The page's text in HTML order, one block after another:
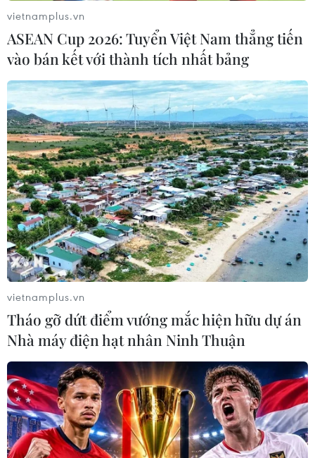
05/06/2026 04:28
Thủ tướng yêu cầu trong tháng 6/2026, mỗi địa
phương phấn đấu khởi công ít nhất 1 dự án nhà ở cho
thuê; đồng thời sớm triển khai các dự án nhà ở cho thuê
có quy mô lớn trong quý 3, quý 4/2026.
Bắc Ninh phát triển mạnh nhà ở cho thuê,
nhà ở xã hội từ nay đến năm 2030
05/06/2026 02:44
Tỉnh Bắc Ninh đặt mục tiêu đến năm 2030 hoàn thành
chỉ tiêu phát triển khoảng 135.002 căn nhà ở xã hội ,
vietnamplus.vn
ASEAN Cup 2026: Tuyển Việt Nam thẳng tiến
vào bán kết với thành tích nhất bảng
vietnamplus.vn
Tháo gỡ dứt điểm vướng mắc hiện hữu dự án
Nhà máy điện hạt nhân Ninh Thuận